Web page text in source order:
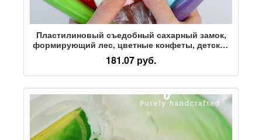
Пластилиновый съедобный сахарный замок,
формирующий лес, цветные конфеты, детские
поделки, съедобные цветные глиняные
конфеты, формирующие пластилин
181.07 руб.